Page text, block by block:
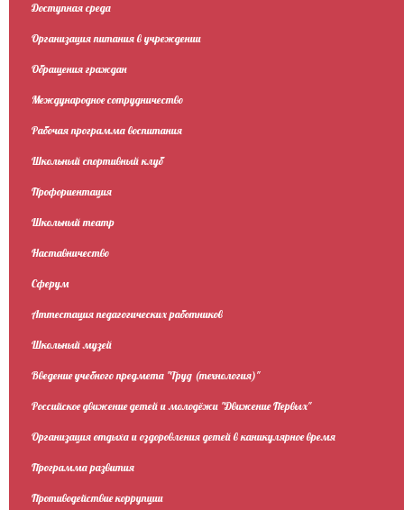
Доступная среда
Организация питания в учреждении
Обращения граждан
Международное сотрудничество
Рабочая программа воспитания
Школьный спортивный клуб
Профориентация
Школьный театр
Наставничество
Сферум
Аттестация педагогических работников
Школьный музей
Введение учебного предмета "Труд (технология)"
Российское движение детей и молодёжи "Движение Первых"
Организация отдыха и оздоровления детей в каникулярное время
Программа развития
Противодействие коррупции